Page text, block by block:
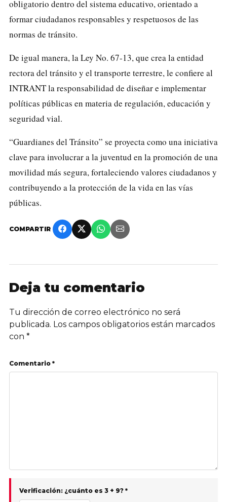
obligatorio dentro del sistema educativo, orientado a
formar ciudadanos responsables y respetuosos de las
normas de tránsito.
De igual manera, la Ley No. 67-13, que crea la entidad
rectora del tránsito y el transporte terrestre, le confiere al
INTRANT la responsabilidad de diseñar e implementar
políticas públicas en materia de regulación, educación y
seguridad vial.
“Guardianes del Tránsito” se proyecta como una iniciativa
clave para involucrar a la juventud en la promoción de una
movilidad más segura, fortaleciendo valores ciudadanos y
contribuyendo a la protección de la vida en las vías
públicas.
COMPARTIR
Deja tu comentario
Tu dirección de correo electrónico no será
publicada. Los campos obligatorios están marcados
con *
Comentario *
Verificación: ¿cuánto es 3 + 9? *